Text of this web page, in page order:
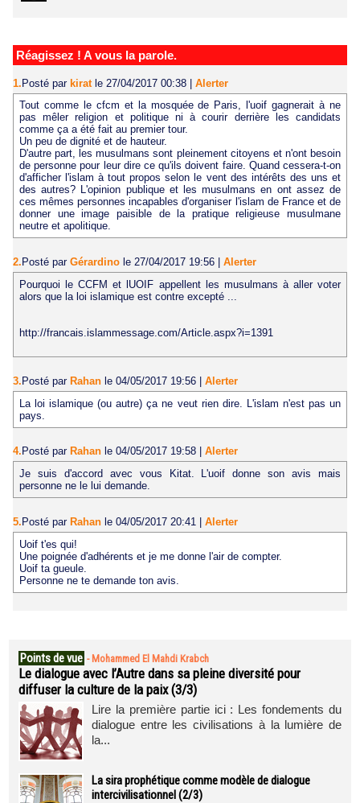
Réagissez ! A vous la parole.
1.Posté par kirat le 27/04/2017 00:38 | Alerter
Tout comme le cfcm et la mosquée de Paris, l'uoif gagnerait à ne
pas mêler religion et politique ni à courir derrière les candidats
comme ça a été fait au premier tour.
Un peu de dignité et de hauteur.
D'autre part, les musulmans sont pleinement citoyens et n'ont besoin
de personne pour leur dire ce qu'ils doivent faire. Quand cessera-t-on
d'afficher l'islam à tout propos selon le vent des intérêts des uns et
des autres? L'opinion publique et les musulmans en ont assez de
ces mêmes personnes incapables d'organiser l'islam de France et de
donner une image paisible de la pratique religieuse musulmane
neutre et apolitique.
2. Posté par Gérardino le 27/04/2017 19:56
Alerter
Pourquoi le CCFM et lUOIF appellent les musulmans à aller voter
alors que la loi islamique est contre excepté ...
http://francais.islammessage.com/Article.aspx?i=1391
3. Posté par Rahan le 04/05/2017 19:56
Alerter
La loi islamique (ou autre) ça ne veut rien dire. L'islam n'est pas un
pays.
4. Posté par Rahan le 04/05/2017 19:58
Alerter
Je suis d'accord avec vous Kitat. L'uoif donne son avis mais
personne ne le lui demande.
5. Posté par Rahan le 04/05/2017 20:41
Alerter
Uoif t'es qui!
Une poignée d'adhérents et je me donne l'air de compter.
Uoif ta gueule.
Personne ne te demande ton avis.
Points de vue - Mohammed El Mahdi Krabch
Le dialogue avec l’Autre dans sa pleine diversité pour
diffuser la culture de la paix (3/3)
Lire la première partie ici : Les fondements du
dialogue entre les civilisations à la lumière de
la...
La sira prophétique comme modèle de dialogue
intercivilisationnel (2/3)